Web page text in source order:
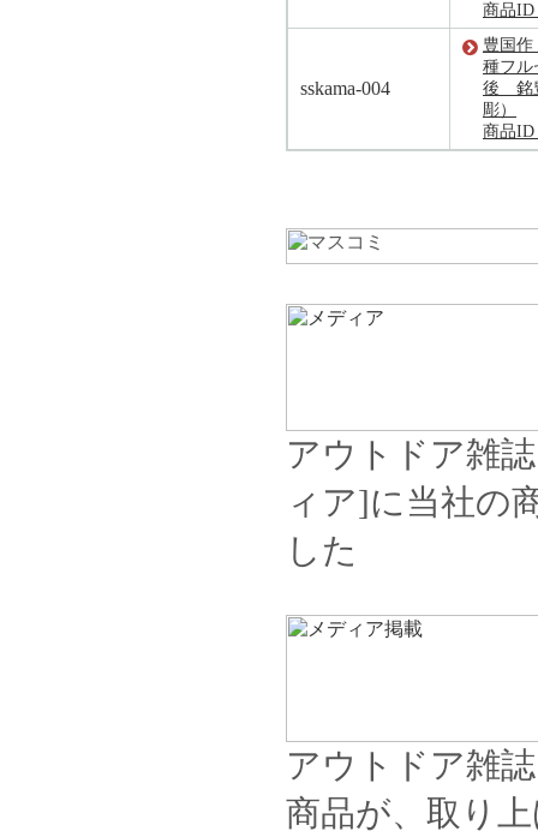
商品ID
sskama-004
豊国作
種フ
後 銘
彫）
商品ID
アウトドア雑
ィア]に当社の
した
アウトドア雑
商品が、取り